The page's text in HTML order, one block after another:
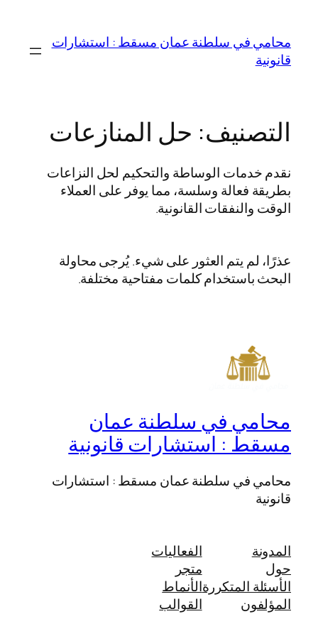
المحتوى
محامي في سلطنة عمان مسقط : استشارات
قانونية
التصنيف: حل المنازعات
نقدم خدمات الوساطة والتحكيم لحل النزاعات
بطريقة فعالة وسلسة، مما يوفر على العملاء
الوقت والنفقات القانونية.
عذرًا، لم يتم العثور على شيء. يُرجى محاولة
البحث باستخدام كلمات مفتاحية مختلفة.
محامي في سلطنة عمان
مسقط : استشارات قانونية
محامي في سلطنة عمان مسقط : استشارات
قانونية
المدونة
حول
الأسئلة المتكررة
المؤلفون
الفعاليات
متجر
الأنماط
القوالب